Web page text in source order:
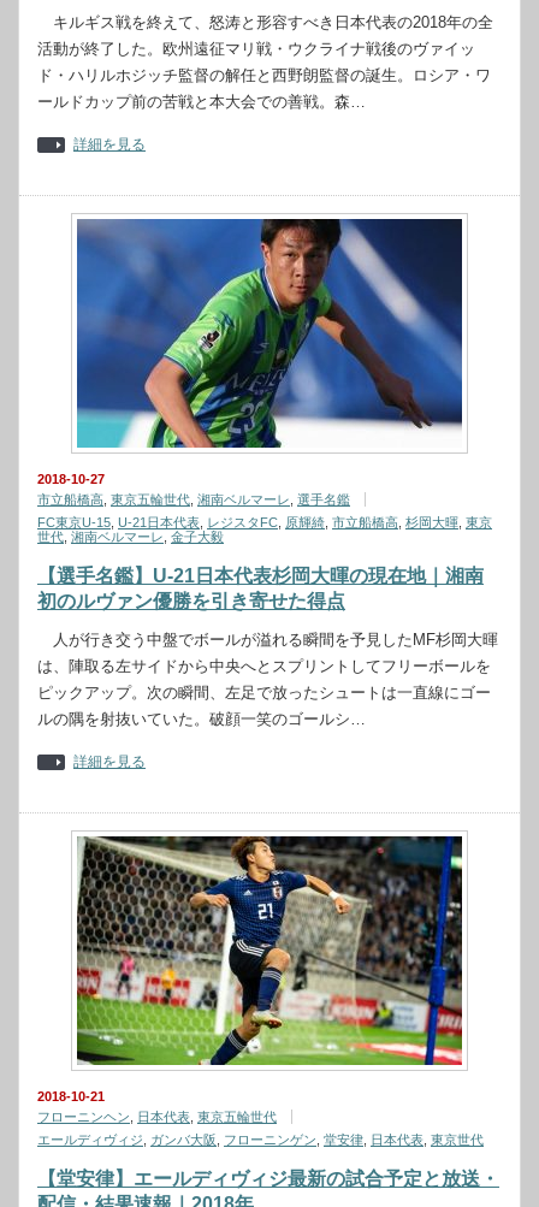
キルギス戦を終えて、怒涛と形容すべき日本代表の2018年の全
活動が終了した。欧州遠征マリ戦・ウクライナ戦後のヴァイッ
ド・ハリルホジッチ監督の解任と西野朗監督の誕生。ロシア・ワ
ールドカップ前の苦戦と本大会での善戦。森…
詳細を見る
2018-10-27
市立船橋高 東京五輪世代 湘南ベルマーレ 選手名鑑
FC東京U-15 U-21日本代表 レジスタFC 原輝綺 市立船橋高 杉岡大暉 東京
世代 湘南ベルマーレ 金子大毅
【選手名鑑】U-21日本代表杉岡大暉の現在地｜湘南
初のルヴァン優勝を引き寄せた得点
人が行き交う中盤でボールが溢れる瞬間を予見したMF杉岡大暉
は、陣取る左サイドから中央へとスプリントしてフリーボールを
ピックアップ。次の瞬間、左足で放ったシュートは一直線にゴー
ルの隅を射抜いていた。破顔一笑のゴールシ…
詳細を見る
2018-10-21
フローニンヘン
日本代表 東京五輪世代
エールディヴィジ
ガンバ大阪 フローニンゲン 堂安律 日本代表 東京世代
【堂安律】エールディヴィジ最新の試合予定と放送・